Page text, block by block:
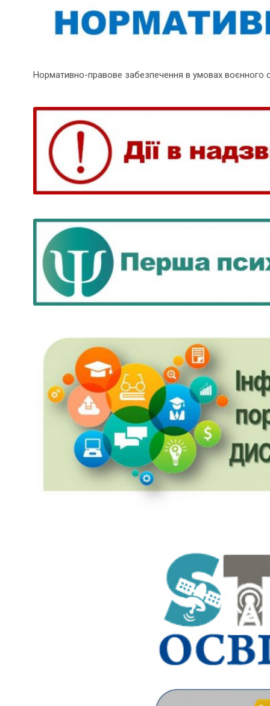
Нормативно-правове забезпечення в умовах воєнного